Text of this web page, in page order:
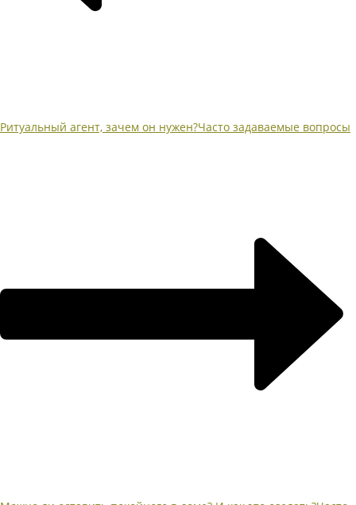
Ритуальный агент, зачем он нужен?Часто задаваемые вопросы